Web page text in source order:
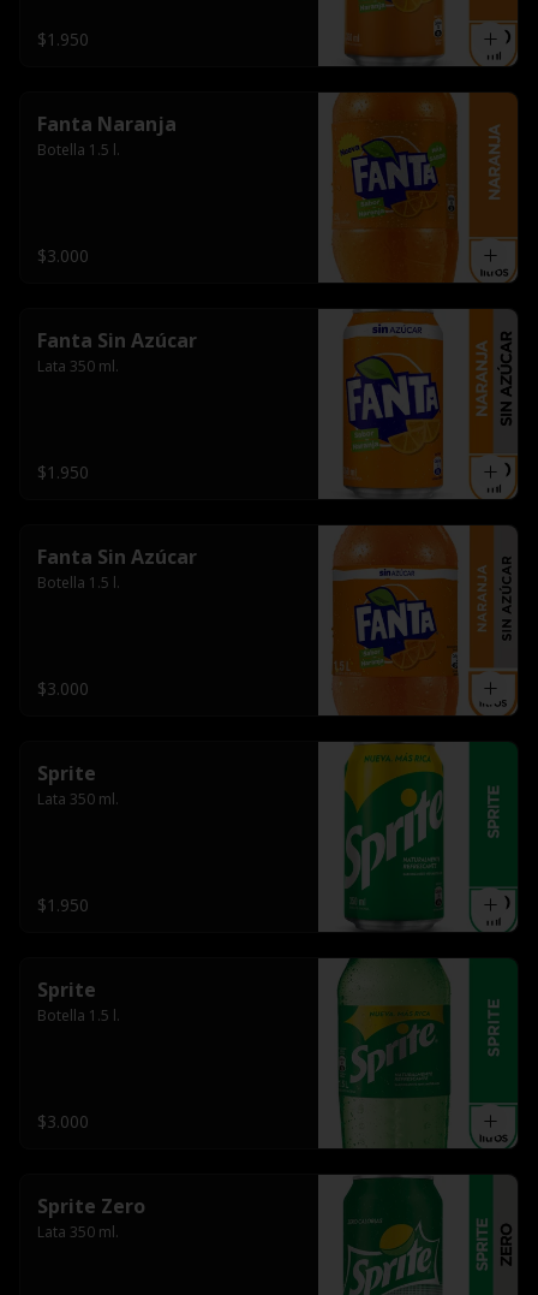
$1.950
Fanta Naranja
Botella 1.5 l.
$3.000
Fanta Sin Azúcar
Lata 350 ml.
$1.950
Fanta Sin Azúcar
Botella 1.5 l.
$3.000
Sprite
Lata 350 ml.
$1.950
Sprite
Botella 1.5 l.
$3.000
Sprite Zero
Lata 350 ml.